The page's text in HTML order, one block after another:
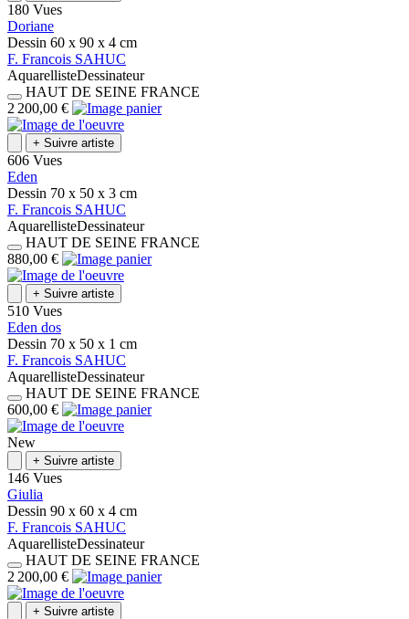
180 Vues
Doriane
Dessin 60 x 90 x 4 cm
F. Francois SAHUC
AquarellisteDessinateur
HAUT DE SEINE FRANCE
2 200,00 €
+ Suivre artiste
606 Vues
Eden
Dessin 70 x 50 x 3 cm
F. Francois SAHUC
AquarellisteDessinateur
HAUT DE SEINE FRANCE
880,00 €
+ Suivre artiste
510 Vues
Eden dos
Dessin 70 x 50 x 1 cm
F. Francois SAHUC
AquarellisteDessinateur
HAUT DE SEINE FRANCE
600,00 €
New
+ Suivre artiste
146 Vues
Giulia
Dessin 90 x 60 x 4 cm
F. Francois SAHUC
AquarellisteDessinateur
HAUT DE SEINE FRANCE
2 200,00 €
+ Suivre artiste